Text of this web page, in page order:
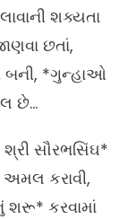
શક્યતા
છતાં,
બની, *ગુન્હાઓ
છે…
સૌરભસિંઘ*
અમલ કરાવી,
શરૂ* કરવામાં